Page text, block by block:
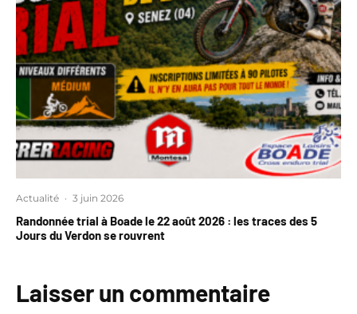
Actualité · 3 juin 2026
Randonnée trial à Boade le 22 août 2026 : les traces des 5
Jours du Verdon se rouvrent
Laisser un commentaire